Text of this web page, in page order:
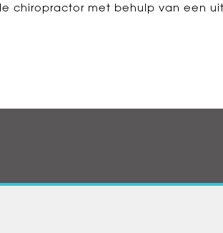
chiropractor met behulp van een